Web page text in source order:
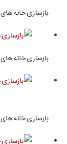
بازسازی خانه
بازسازی خانه
بازسازی خانه